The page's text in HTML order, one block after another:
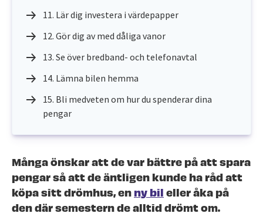
11. Lär dig investera i värdepapper
12. Gör dig av med dåliga vanor
13. Se över bredband- och telefonavtal
14. Lämna bilen hemma
15. Bli medveten om hur du spenderar dina
pengar
Många önskar att de var bättre på att spara
pengar så att de äntligen kunde ha råd att
köpa sitt drömhus, en ny bil eller åka på
den där semestern de alltid drömt om.